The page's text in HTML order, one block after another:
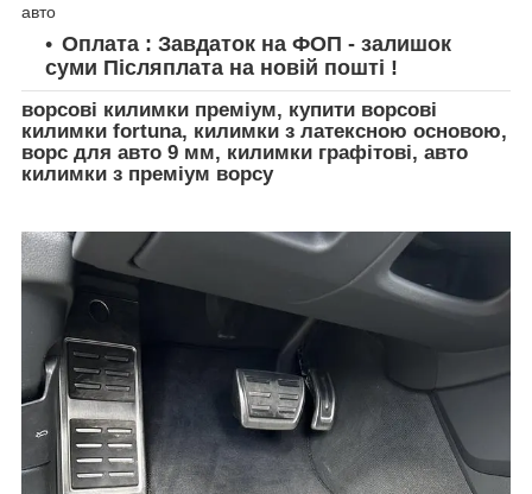
авто
Оплата : Завдаток на ФОП - залишок
суми Післяплата на новій пошті !
ворсові килимки преміум, купити ворсові
килимки fortuna, килимки з латексною основою,
ворс для авто 9 мм, килимки графітові, авто
килимки з преміум ворсу